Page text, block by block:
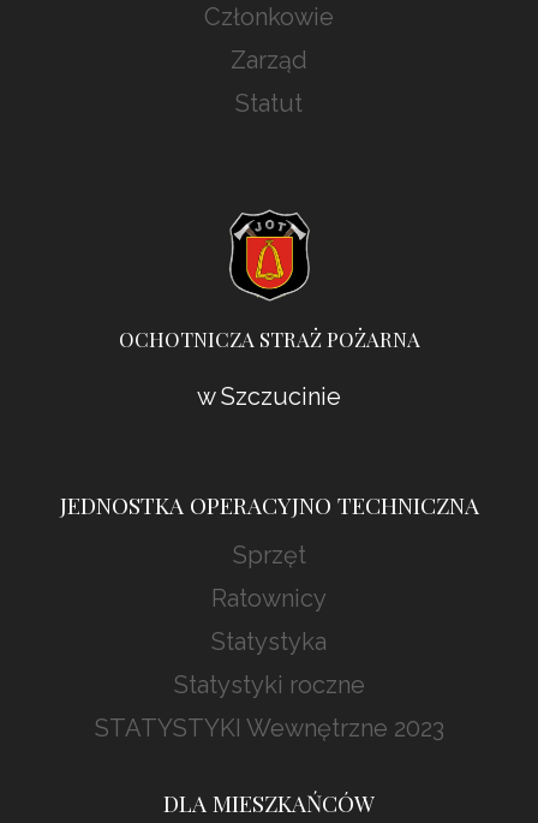
Członkowie
Zarząd
Statut
OCHOTNICZA STRAŻ POŻARNA
w Szczucinie
JEDNOSTKA OPERACYJNO TECHNICZNA
Sprzęt
Ratownicy
Statystyka
Statystyki roczne
STATYSTYKI Wewnętrzne 2023
DLA MIESZKAŃCÓW